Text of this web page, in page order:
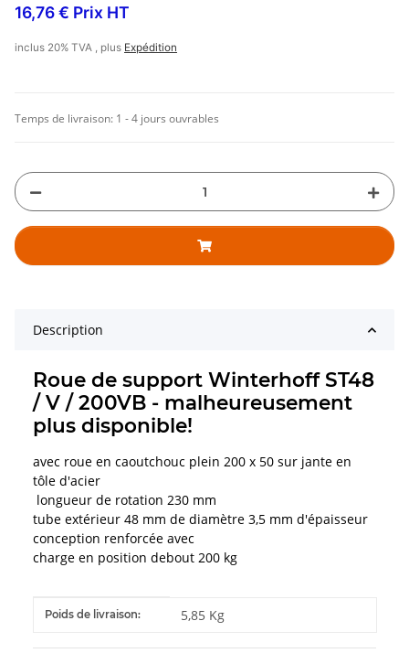
16,76 € Prix HT
inclus 20% TVA , plus Expédition
Temps de livraison: 1 - 4 jours ouvrables
Description
Roue de support Winterhoff ST48
/ V / 200VB - malheureusement
plus disponible!
avec roue en caoutchouc plein 200 x 50 sur jante en
tôle d'acier
longueur de rotation 230 mm
tube extérieur 48 mm de diamètre 3,5 mm d'épaisseur
conception renforcée avec
charge en position debout 200 kg
#productDetails.itemInformation#
#productDetails.itemValue#
Poids de livraison: 5,85 Kg